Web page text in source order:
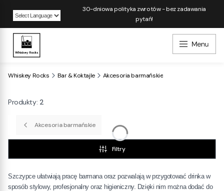
Powered by
30-dniowa polityka zwrotów - bez zadawania
pytań!
Whiskey Rocks Bar & Koktajle Akcesoria barmańskie
Produkty: 2
Akcesoria barmańskie
Filtry
Szczypce ułatwiają pracę barmana oraz pozwalają w przygotować drinka w
sposób stylowy, profesjonalny oraz higieniczny. Dzięki nim można dodać do